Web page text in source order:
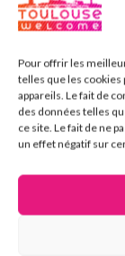
Pour offrir les
telles que les
appareils. Le fait de
des données telles
ce site. Le fait de ne
un effet négatif sur
Pont Saint Pierre de